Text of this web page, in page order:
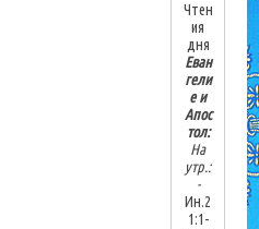
Чтен
ия
дня
Еван
гели
е и
Апос
тол:
На
утр.:
-
Ин.2
1:1-